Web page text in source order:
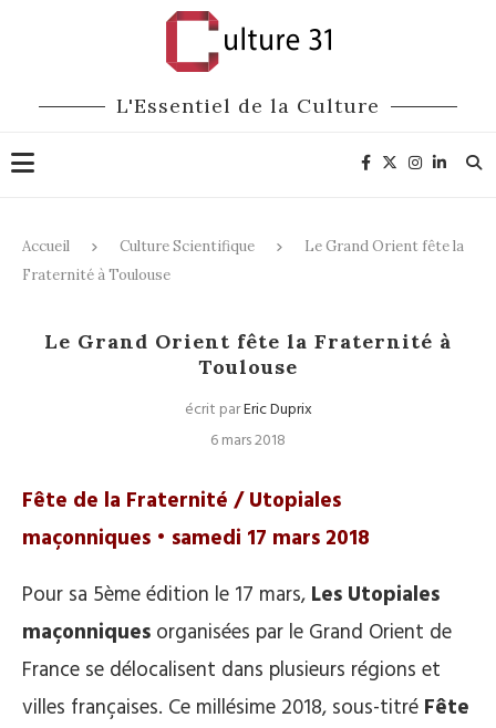
L'Essentiel de la Culture
Accueil Culture Scientifique
Le Grand Orient fête la
Fraternité à Toulouse
Culture Scientifique
Le Grand Orient fête la Fraternité à
Toulouse
écrit parEric Duprix
6 mars 2018
Fête de la Fraternité / Utopiales
maçonniques • samedi 17 mars 2018
Pour sa 5ème édition le 17 mars, Les Utopiales
maçonniques organisées par le Grand Orient de
France se délocalisent dans plusieurs régions et
villes françaises. Ce millésime 2018, sous-titré Fête